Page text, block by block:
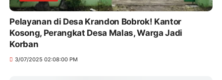
Pelayanan di Desa Krandon Bobrok! Kantor
Kosong, Perangkat Desa Malas, Warga Jadi
Korban
3/07/2025 02:08:00 PM